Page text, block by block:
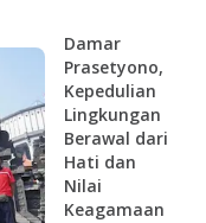
Damar
Prasetyono,
Kepedulian
Lingkungan
Berawal dari
Hati dan
Nilai
Keagamaan